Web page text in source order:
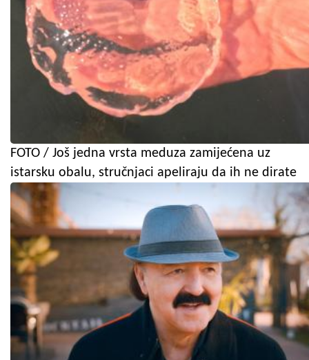
FOTO / Još jedna vrsta meduza zamijećena uz
istarsku obalu, stručnjaci apeliraju da ih ne dirate